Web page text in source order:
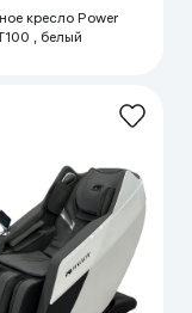
кресло Power
T100 , белый